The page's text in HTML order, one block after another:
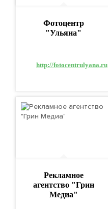
Фотоцентр
"Ульяна"
http://fotocentrulyana.ru
Рекламное
агентство "Грин
Медиа"